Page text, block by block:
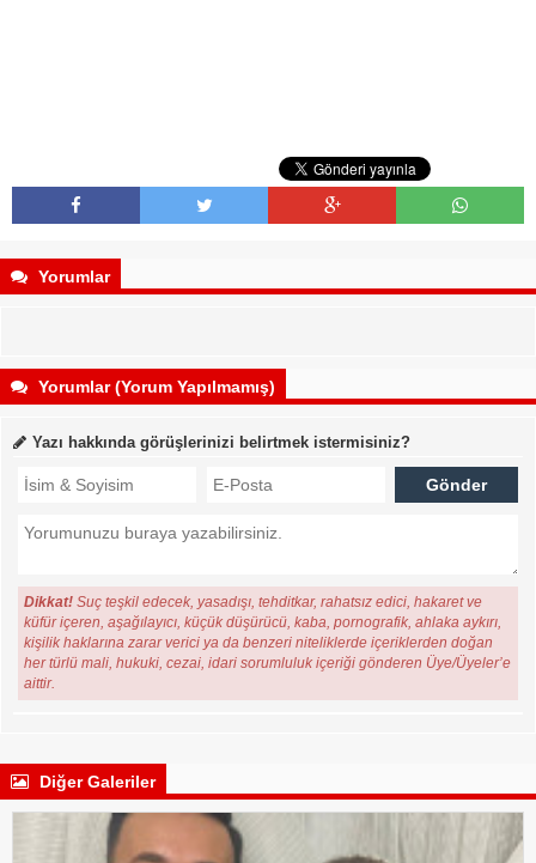
Yorumlar
Yorumlar (Yorum Yapılmamış)
Yazı hakkında görüşlerinizi belirtmek istermisiniz?
Dikkat! Suç teşkil edecek, yasadışı, tehditkar, rahatsız edici, hakaret ve
küfür içeren, aşağılayıcı, küçük düşürücü, kaba, pornografik, ahlaka aykırı,
kişilik haklarına zarar verici ya da benzeri niteliklerde içeriklerden doğan
her türlü mali, hukuki, cezai, idari sorumluluk içeriği gönderen Üye/Üyeler’e
aittir.
Diğer Galeriler